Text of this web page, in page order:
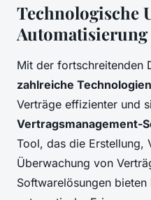
Technologische
Mit der fortschreitenden
zahlreiche
Verträge effizienter und
Vertragsmanagement-
Tool, das die Erstellung,
Überwachung von
Softwarelösungen bieten